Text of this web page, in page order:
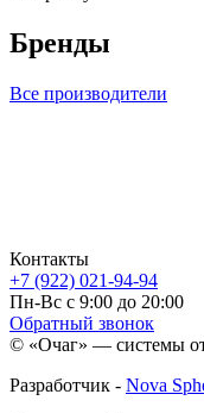
Бренды
Все производители
Контакты
+7 (922) 021-94-94
Пн-Вс с 9:00 до 20:00
Обратный звонок
© «Очаг» — системы
Разработчик - Nova